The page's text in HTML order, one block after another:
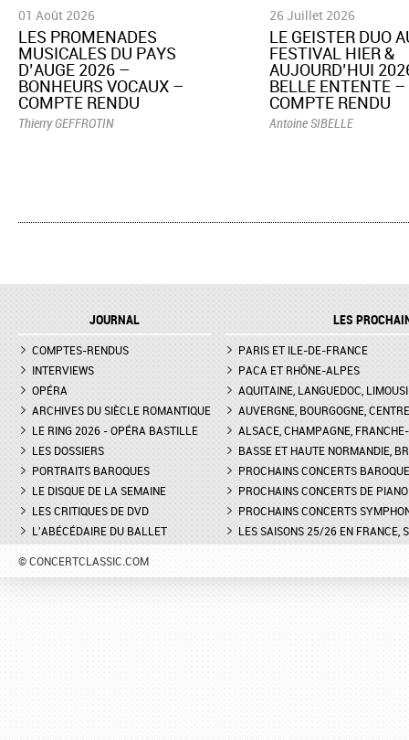
01 Août 2026
LES PROMENADES
MUSICALES DU PAYS
D’AUGE 2026 –
BONHEURS VOCAUX –
COMPTE RENDU
Thierry GEFFROTIN
26 Juillet 2026
LE GEISTER DUO
FESTIVAL HIER &
AUJOURD’HUI
BELLE ENTENTE –
COMPTE RENDU
Antoine SIBELLE
JOURNAL
COMPTES-RENDUS
INTERVIEWS
OPÉRA
ARCHIVES DU SIÈCLE ROMANTIQUE
LE RING 2026 - OPÉRA BASTILLE
LES DOSSIERS
PORTRAITS BAROQUES
LE DISQUE DE LA SEMAINE
LES CRITIQUES DE DVD
L'ABÉCÉDAIRE DU BALLET
LES
PARIS ET ILE-DE-FRANCE
PACA ET RHÔNE-ALPES
AQUITAINE, LANGUEDOC,
AUVERGNE, BOURGOGNE, CENTRE
ALSACE, CHAMPAGNE,
BASSE ET HAUTE NORMANDIE,
PROCHAINS CONCERTS
PROCHAINS CONCERTS DE PIANO
PROCHAINS CONCERTS
LES SAISONS 25/26 EN FRANCE,
© CONCERTCLASSIC.COM